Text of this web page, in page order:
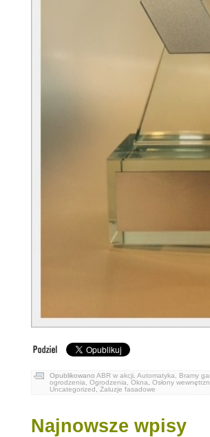
Opublikowano ABR w akcji, Automatyka Bramy
ogrodzenia
Ogrodzenia Okna Osłony
Uncategorized
Żaluzje fasadowe
Najnowsze wpisy